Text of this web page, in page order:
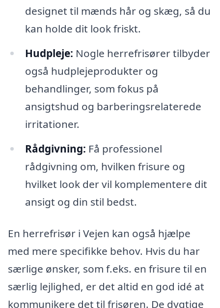
designet til mænds hår og skæg, så du
kan holde dit look friskt.
Hudpleje: Nogle herrefrisører tilbyder
også hudplejeprodukter og
behandlinger, som fokus på
ansigtshud og barberingsrelaterede
irritationer.
Rådgivning: Få professionel
rådgivning om, hvilken frisure og
hvilket look der vil komplementere dit
ansigt og din stil bedst.
En herrefrisør i Vejen kan også hjælpe
med mere specifikke behov. Hvis du har
særlige ønsker, som f.eks. en frisure til en
særlig lejlighed, er det altid en god idé at
kommunikere det til frisøren. De dygtige